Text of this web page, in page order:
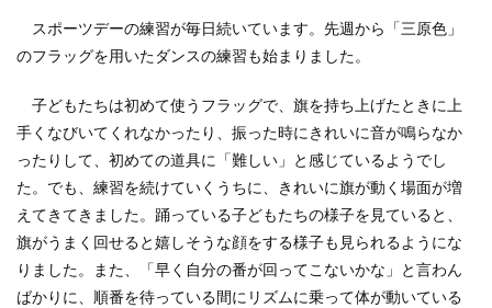
スポーツデーの練習が毎日続いています。先週から「三原色」
のフラッグを用いたダンスの練習も始まりました。
子どもたちは初めて使うフラッグで、旗を持ち上げたときに上
手くなびいてくれなかったり、振った時にきれいに音が鳴らなか
ったりして、初めての道具に「難しい」と感じているようでし
た。でも、練習を続けていくうちに、きれいに旗が動く場面が増
えてきてきました。踊っている子どもたちの様子を見ていると、
旗がうまく回せると嬉しそうな顔をする様子も見られるようにな
りました。また、「早く自分の番が回ってこないかな」と言わん
ばかりに、順番を待っている間にリズムに乗って体が動いている